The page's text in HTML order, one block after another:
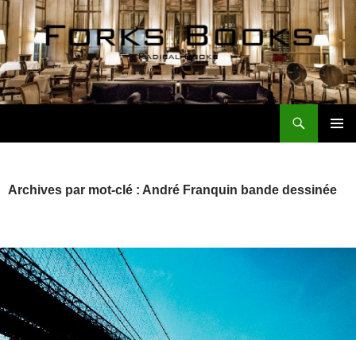
Aller
au
contenu
Archives par mot-clé : André Franquin bande dessinée